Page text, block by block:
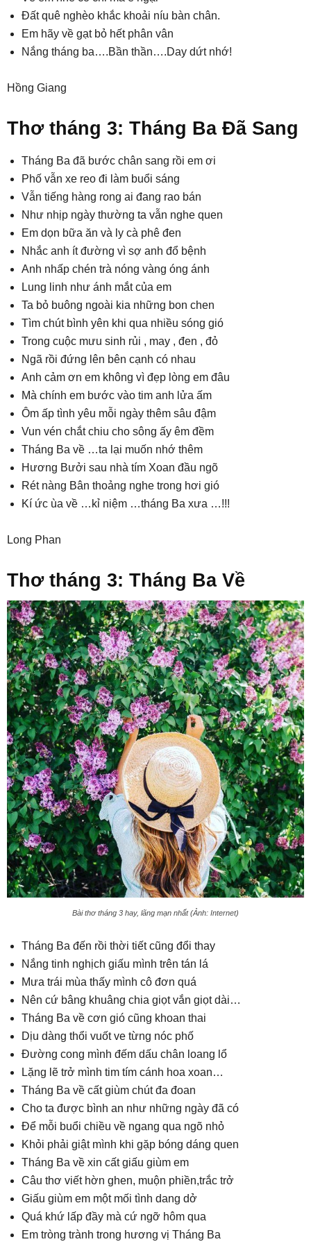
Đất quê nghèo khắc khoải níu bàn chân.
Em hãy về gạt bỏ hết phân vân
Nắng tháng ba….Bần thần….Day dứt nhớ!
Hồng Giang
Thơ tháng 3: Tháng Ba Đã Sang
Tháng Ba đã bước chân sang rồi em ơi
Phố vẫn xe reo đi làm buổi sáng
Vẫn tiếng hàng rong ai đang rao bán
Như nhịp ngày thường ta vẫn nghe quen
Em dọn bữa ăn và ly cà phê đen
Nhắc anh ít đường vì sợ anh đổ bệnh
Anh nhấp chén trà nóng vàng óng ánh
Lung linh như ánh mắt của em
Ta bỏ buông ngoài kia những bon chen
Tìm chút bình yên khi qua nhiều sóng gió
Trong cuộc mưu sinh rủi , may , đen , đỏ
Ngã rồi đứng lên bên cạnh có nhau
Anh cảm ơn em không vì đẹp lòng em đâu
Mà chính em bước vào tim anh lửa ấm
Ôm ấp tình yêu mỗi ngày thêm sâu đậm
Vun vén chắt chiu cho sông ấy êm đềm
Tháng Ba về …ta lại muốn nhớ thêm
Hương Bưởi sau nhà tím Xoan đầu ngõ
Rét nàng Bân thoảng nghe trong hơi gió
Kí ức ùa về …kỉ niệm …tháng Ba xưa …!!!
Long Phan
Thơ tháng 3: Tháng Ba Về
Bài thơ tháng 3 hay, lãng mạn nhất (Ảnh: Internet)
Tháng Ba đến rồi thời tiết cũng đổi thay
Nắng tinh nghịch giấu mình trên tán lá
Mưa trái mùa thấy mình cô đơn quá
Nên cứ bâng khuâng chia giọt vắn giọt dài…
Tháng Ba về cơn gió cũng khoan thai
Dịu dàng thổi vuốt ve từng nóc phố
Đường cong mình đếm dấu chân loang lổ
Lặng lẽ trở mình tim tím cánh hoa xoan…
Tháng Ba về cất giùm chút đa đoan
Cho ta được bình an như những ngày đã có
Để mỗi buổi chiều về ngang qua ngõ nhỏ
Khỏi phải giật mình khi gặp bóng dáng quen
Tháng Ba về xin cất giấu giùm em
Câu thơ viết hờn ghen, muộn phiền,trắc trở
Giấu giùm em một mối tình dang dở
Quá khứ lấp đầy mà cứ ngỡ hôm qua
Em tròng trành trong hương vị Tháng Ba